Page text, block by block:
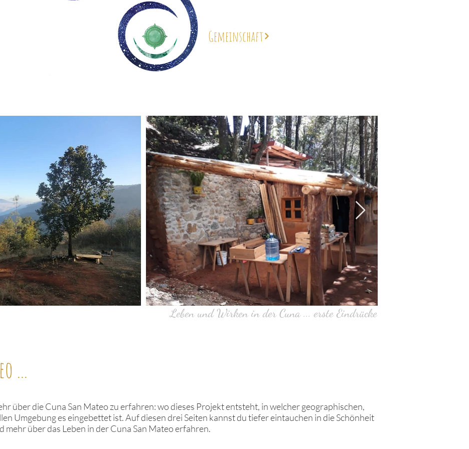
Gemeinschaft
Leben und Wirken in der Cuna ... erste Eindrücke
...
über die Cuna San Mateo zu erfahren: wo dieses Projekt entsteht, in welcher geographischen,
Umgebung es eingebettet ist. Auf diesen drei Seiten kannst du tiefer eintauchen in die Schönheit
mehr über das Leben in der Cuna San Mateo erfahren.